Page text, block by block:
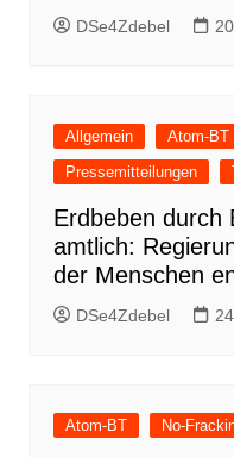
DSe4Zdebel
Allgemein Atom-BT
Pressemitteilungen
Erdbeben durch
amtlich:
der Menschen
DSe4Zdebel
Atom-BT No-